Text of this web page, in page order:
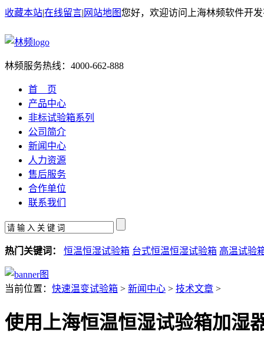
收藏本站|在线留言| 网站地图您好，欢迎访问上海林频软件开
林频服务热线： 4000-662-888
首 页
产品中心
非标试验箱系列
公司简介
新闻中心
人力资源
售后服务
合作单位
联系我们
热门关键词： 恒温恒湿试验箱 台式恒温恒湿试验箱 高温试验
当前位置： 快速温变试验箱 > 新闻中心 > 技术文章 >
使用上海恒温恒湿试验箱加湿